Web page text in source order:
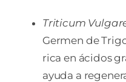
Triticum
Germen de
rica en ácidos
ayuda a